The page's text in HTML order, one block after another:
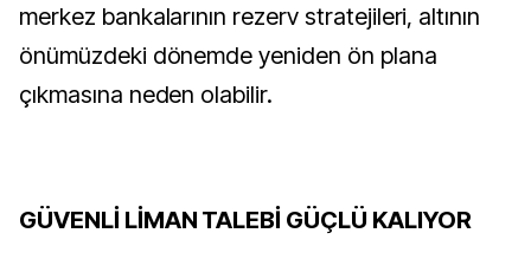
merkez bankalarının rezerv stratejileri, altının
önümüzdeki dönemde yeniden ön plana
çıkmasına neden olabilir.
GÜVENLİ LİMAN TALEBİ GÜÇLÜ KALIYOR